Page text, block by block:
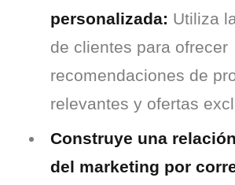
personalizada: Utiliza
de clientes para ofrecer
recomendaciones de
relevantes y ofertas
Construye una
del marketing por